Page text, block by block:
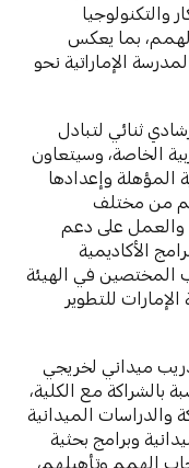
والتكنولوجيا
بما يعكس
الإماراتية نحو
ثنائي لتبادل
الخاصة، وسيتعاون
المؤهلة وإعدادها
من مختلف
والعمل على دعم
الأكاديمية
المختصين في الهيئة
للتطوير
ميداني لخريجي
بالشراكة مع الكلية،
الميدانية
وبرامج بحثية
الهمم وتأهيلهم،